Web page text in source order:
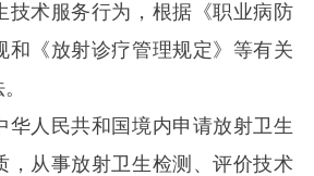
技术服务行为，根据《职业病防
和《放射诊疗管理规定》等有关
民共和国境内申请放射卫生
，从事放射卫生检测、评价技术